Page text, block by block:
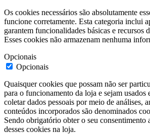
Os cookies necessários são absolutamente
funcione corretamente. Esta categoria inclui
garantem funcionalidades básicas e recursos
Esses cookies não armazenam nenhuma
Opcionais
Opcionais
Quaisquer cookies que possam não ser
para o funcionamento da loja e sejam usados
coletar dados pessoais por meio de análises,
conteúdos incorporados são denominados
Sendo obrigatório obter o seu consentimento
desses cookies na loja.